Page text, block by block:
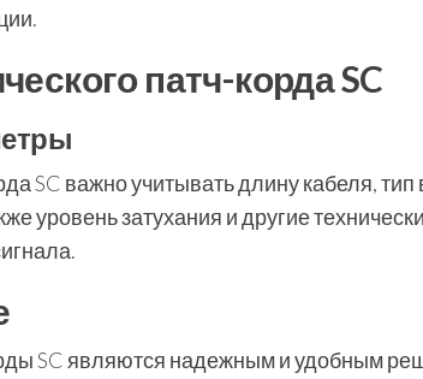
патч-корда SC
SC важно учитывать длину кабеля,
уровень затухания и другие
SC являются надежным и удобным